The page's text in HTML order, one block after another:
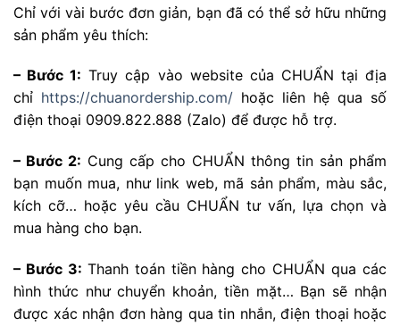
Chỉ với vài bước đơn giản, bạn đã có thể sở hữu những
sản phẩm yêu thích:
– Bước 1: Truy cập vào website của CHUẨN tại địa
chỉ https://chuanordership.com/ hoặc liên hệ qua số
điện thoại 0909.822.888 (Zalo) để được hỗ trợ.
– Bước 2: Cung cấp cho CHUẨN thông tin sản phẩm
bạn muốn mua, như link web, mã sản phẩm, màu sắc,
kích cỡ… hoặc yêu cầu CHUẨN tư vấn, lựa chọn và
mua hàng cho bạn.
– Bước 3: Thanh toán tiền hàng cho CHUẨN qua các
hình thức như chuyển khoản, tiền mặt… Bạn sẽ nhận
được xác nhận đơn hàng qua tin nhắn, điện thoại hoặc